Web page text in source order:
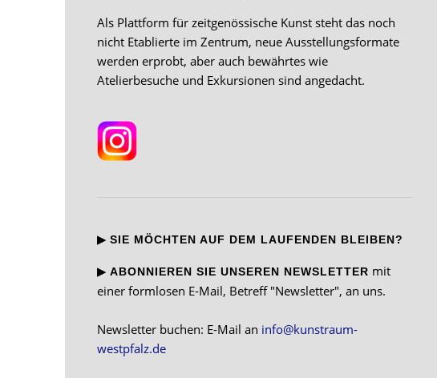
Als Plattform für zeitgenössische Kunst steht das noch
nicht Etablierte im Zentrum, neue Ausstellungsformate
werden erprobt, aber auch bewährtes wie
Atelierbesuche und Exkursionen sind angedacht.
▶ SIE MÖCHTEN AUF DEM LAUFENDEN BLEIBEN?
▶ ABONNIEREN SIE UNSEREN NEWSLETTER mit
einer formlosen E-Mail, Betreff "Newsletter", an uns.
Newsletter buchen: E-Mail an info@kunstraum-
westpfalz.de